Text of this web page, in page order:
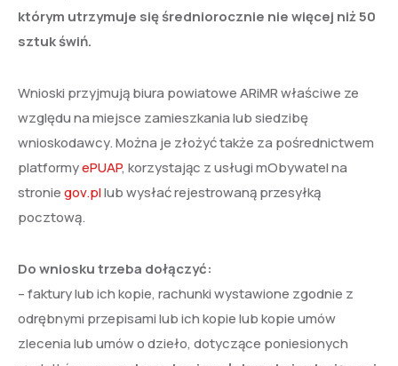
którym utrzymuje się średniorocznie nie więcej niż 50
sztuk świń.
Wnioski przyjmują biura powiatowe ARiMR właściwe ze
względu na miejsce zamieszkania lub siedzibę
wnioskodawcy. Można je złożyć także za pośrednictwem
platformyePUAP, korzystając z usługi mObywatel na
stroniegov.pllub wysłać rejestrowaną przesyłką
pocztową.
Do wniosku trzeba dołączyć:
– faktury lub ich kopie, rachunki wystawione zgodnie z
odrębnymi przepisami lub ich kopie lub kopie umów
zlecenia lub umów o dzieło, dotyczące poniesionych